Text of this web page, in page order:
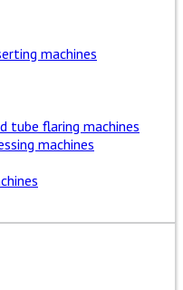
machines
tube flaring machines
machines